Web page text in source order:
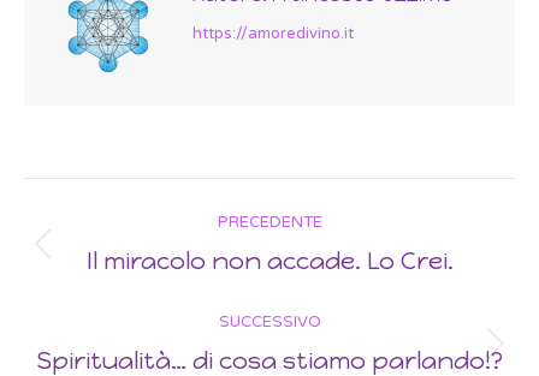
https://amoredivino.it
navigation
PRECEDENTE
Previous
Il miracolo non accade. Lo Crei.
SUCCESSIVO
Next
Spiritualità… di cosa stiamo parlando!?